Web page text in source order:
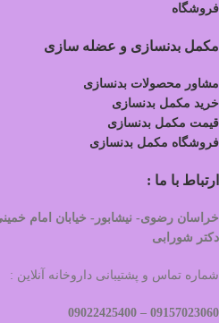
فروشگاه
مکمل بدنسازی و عضله سازی
مشاور محصولات بدنسازی
خرید مکمل بدنسازی
قیمت مکمل بدنسازی
فروشگاه مکمل بدنسازی
ارتباط با ما :
خراسان رضوی- نیشابور- خیابان امام
دکتر شورابی
شماره تماس و پشتیبانی داروخانه آنلاین :
09157023060 –